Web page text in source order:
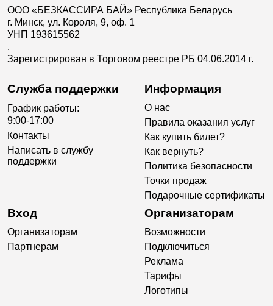
ООО «БЕЗКАССИРА БАЙ» Республика Беларусь
г. Минск, ул. Короля, 9, оф. 1
УНП 193615562
.
Зарегистрирован в Торговом реестре РБ 04.06.2014 г.
Служба поддержки
График работы:
9:00-17:00
Контакты
Написать в службу
поддержки
Информация
О нас
Правила оказания услуг
Как купить билет?
Как вернуть?
Политика безопасности
Точки продаж
Подарочные сертификаты
Вход
Организаторам
Партнерам
Организаторам
Возможности
Подключиться
Реклама
Тарифы
Логотипы